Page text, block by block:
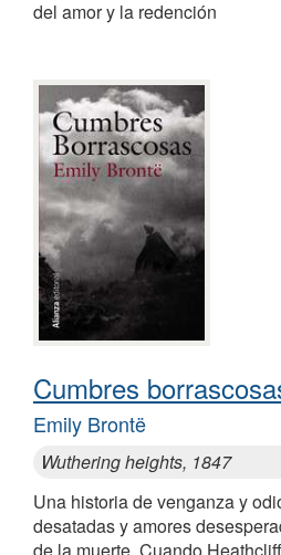
del amor y la redención
Cumbres
Emily Brontë
Wuthering heights, 1847
Una historia de venganza y
desatadas y amores
de la muerte. Cuando